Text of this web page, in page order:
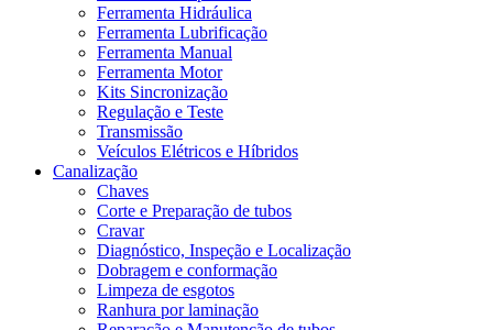
Ferramenta Hidráulica
Ferramenta Lubrificação
Ferramenta Manual
Ferramenta Motor
Kits Sincronização
Regulação e Teste
Transmissão
Veículos Elétricos e Híbridos
Canalização
Chaves
Corte e Preparação de tubos
Cravar
Diagnóstico, Inspeção e Localização
Dobragem e conformação
Limpeza de esgotos
Ranhura por laminação